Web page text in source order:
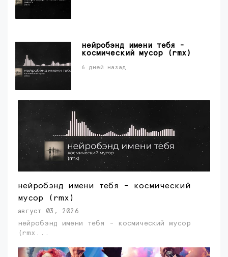
нейробэнд имени тебя -
космический мусор (rmx)
6 дней назад
нейробэнд имени тебя - космический
мусор (rmx)
август 03, 2026
нейробэнд имени тебя - космический мусор
(rmx...